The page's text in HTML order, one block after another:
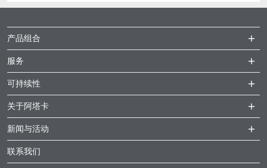
产品组合
服务
可持续性
关于阿塔卡
新闻与活动
联系我们
MotionCoat
PakSafe
PROVALIN
WESSCO